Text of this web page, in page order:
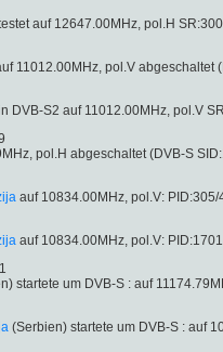
auf 12647.00MHz, pol.H
11012.00MHz, pol.V abgeschaltet
DVB-S2 auf 11012.00MHz, pol.V
pol.H abgeschaltet (DVB-S
auf 10834.00MHz, pol.V: PID:305/
auf 10834.00MHz, pol.V:
startete um DVB-S : auf
(Serbien) startete um DVB-S : auf